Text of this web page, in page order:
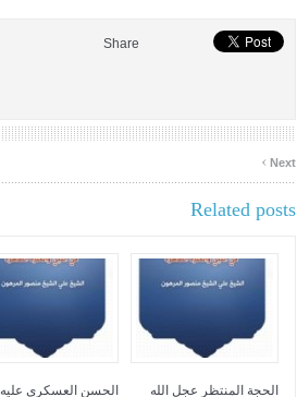
Share
Next
›
Related posts
الحجة المنتظر عجل الله
الحسن العسكري عليه